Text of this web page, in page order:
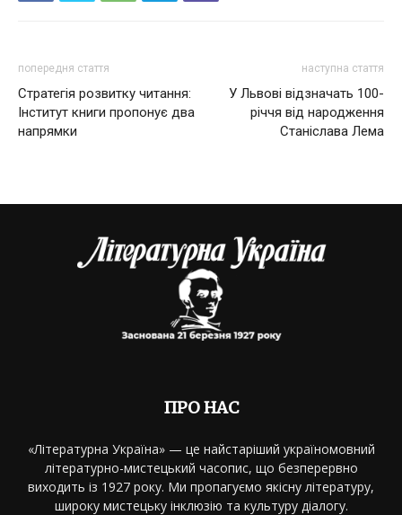
попередня стаття
Стратегія розвитку читання:
Інститут книги пропонує два
напрямки
наступна стаття
У Львові відзначать 100-
річчя від народження
Станіслава Лема
ПРО НАС
«Літературна Україна» — це найстаріший україномовний
літературно-мистецький часопис, що безперервно
виходить із 1927 року. Ми пропагуємо якісну літературу,
широку мистецьку інклюзію та культуру діалогу.